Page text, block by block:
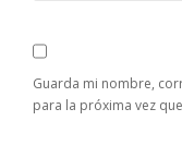
Guarda mi nombre,
para la próxima vez